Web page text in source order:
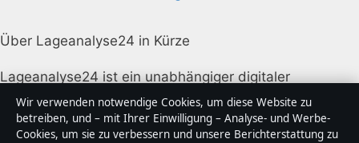
Über Lageanalyse24 in Kürze
Lageanalyse24 ist ein unabhängiger digitaler
Nachrichtenanbieter mit Fokus auf Politik, Wirtschaft,
Technik und Gesellschaft in Deutschland. Jeder Artikel
trägt eine Byline, wird von einem Redakteur geprüft
Wir verwenden notwendige Cookies, um diese Website zu
betreiben, und – mit Ihrer Einwilligung – Analyse- und Werbe-
Cookies, um sie zu verbessern und unsere Berichterstattung zu